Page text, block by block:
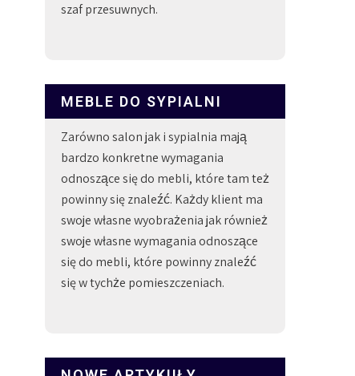
szaf przesuwnych.
MEBLE DO SYPIALNI
Zarówno salon jak i sypialnia mają
bardzo konkretne wymagania
odnoszące się do mebli, które tam też
powinny się znaleźć. Każdy klient ma
swoje własne wyobrażenia jak również
swoje własne wymagania odnoszące
się do mebli, które powinny znaleźć
się w tychże pomieszczeniach.